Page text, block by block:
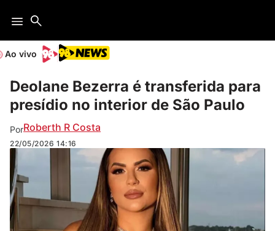
Ao vivo
Deolane Bezerra é transferida para
presídio no interior de São Paulo
PorRoberth R Costa
22/05/2026 14:16